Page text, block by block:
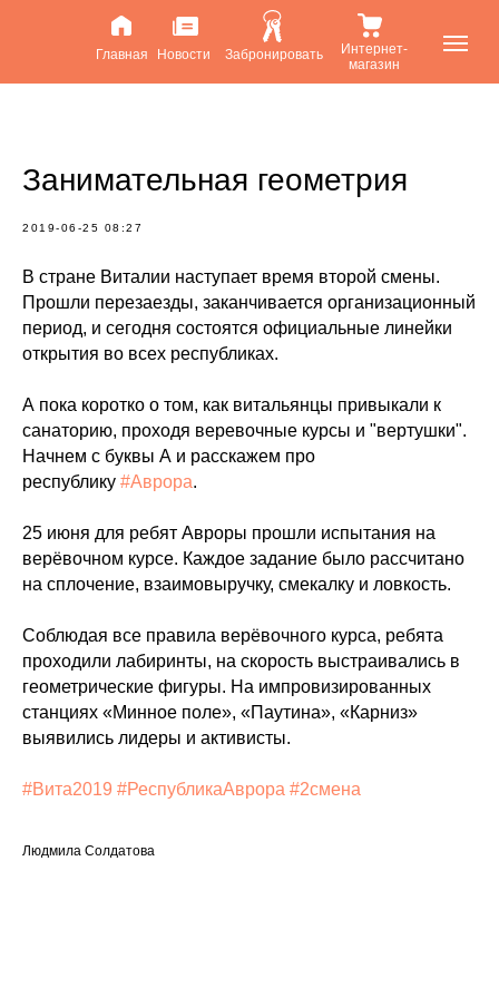
Главная Новости Забронировать
Интернет-
магазин
Занимательная геометрия
2019-06-25 08:27
В стране Виталии наступает время второй смены.
Прошли перезаезды, заканчивается организационный
период, и сегодня состоятся официальные линейки
открытия во всех республиках.
А пока коротко о том, как витальянцы привыкали к
санаторию, проходя веревочные курсы и "вертушки".
Начнем с буквы А и расскажем про
республику #Аврора.
25 июня для ребят Авроры прошли испытания на
верёвочном курсе. Каждое задание было рассчитано
на сплочение, взаимовыручку, смекалку и ловкость.
Соблюдая все правила верёвочного курса, ребята
проходили лабиринты, на скорость выстраивались в
геометрические фигуры. На импровизированных
станциях «Минное поле», «Паутина», «Карниз»
выявились лидеры и активисты.
#Вита2019 #РеспубликаАврора #2смена
Людмила Солдатова